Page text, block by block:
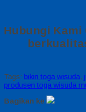
Hubungi Kami
Tags: bikin toga wisuda,
produsen toga wisuda
Bagikan ke